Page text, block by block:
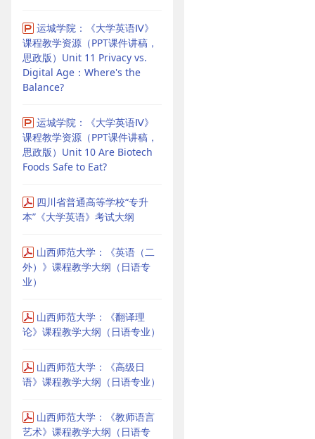
运城学院：《大学英语Ⅳ》
课程教学资源（PPT课件讲稿，
思政版）Unit 11 Privacy vs.
Digital Age：Where's the
Balance?
运城学院：《大学英语Ⅳ》
课程教学资源（PPT课件讲稿，
思政版）Unit 10 Are Biotech
Foods Safe to Eat?
四川省普通高等学校“专升
本”《大学英语》考试大纲
山西师范大学：《英语（二
外）》课程教学大纲（日语专
业）
山西师范大学：《翻译理
论》课程教学大纲（日语专业）
山西师范大学：《高级日
语》课程教学大纲（日语专业）
山西师范大学：《教师语言
艺术》课程教学大纲（日语专